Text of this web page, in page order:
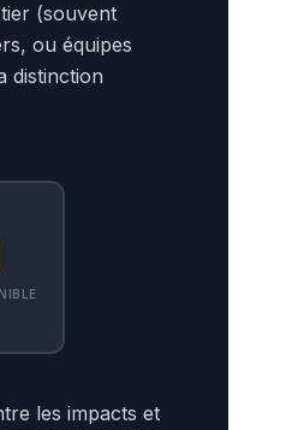
(souvent
ou équipes
distinction
les impacts et